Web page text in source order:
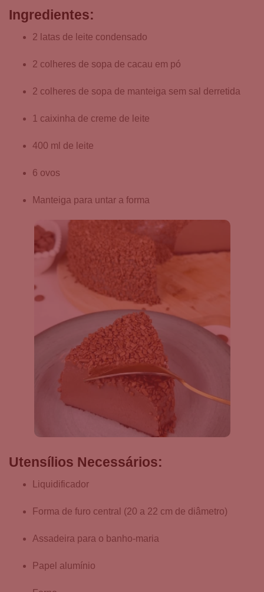
Ingredientes:
2 latas de leite condensado
2 colheres de sopa de cacau em pó
2 colheres de sopa de manteiga sem sal derretida
1 caixinha de creme de leite
400 ml de leite
6 ovos
Manteiga para untar a forma
Utensílios Necessários:
Liquidificador
Forma de furo central (20 a 22 cm de diâmetro)
Assadeira para o banho-maria
Papel alumínio